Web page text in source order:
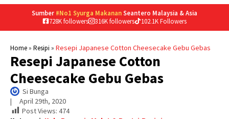
Sumber #No1 Syurga MakananSeantero Malaysia & Asia
728K followers
316K followers 102.1K Followers
Home» Resipi » Resepi Japanese Cotton Cheesecake Gebu Gebas
Resepi Japanese Cotton
Cheesecake Gebu Gebas
Si Bunga
| April 29th, 2020
Post Views: 474